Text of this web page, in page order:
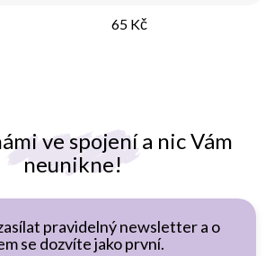
ve spojení a nic Vám
neunikne!
pravidelný newsletter a o
se dozvíte jako první.
65 Kč